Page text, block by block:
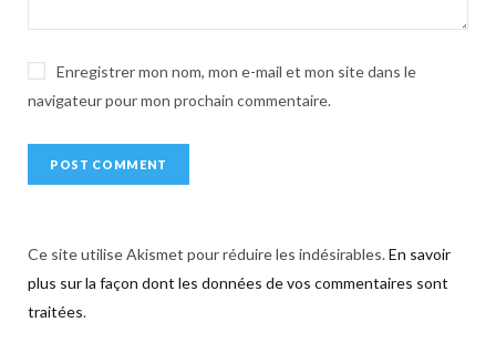
Enregistrer mon nom, mon e-mail et mon site dans le
navigateur pour mon prochain commentaire.
Ce site utilise Akismet pour réduire les indésirables.En savoir
plus sur la façon dont les données de vos commentaires sont
traitées.